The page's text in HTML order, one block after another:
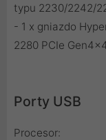
typu 2230/2242/
- 1 x gniazdo
2280 PCIe
Porty USB
Procesor: